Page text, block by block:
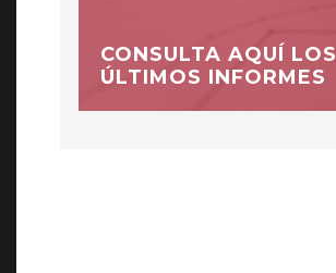
CONSULTA AQUÍ LOS
ÚLTIMOS INFORMES